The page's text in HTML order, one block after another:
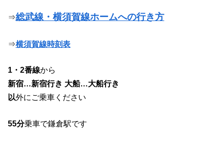
⇒総武線・横須賀線ホームへの行き方
⇒横須賀線時刻表
1・2番線から
新宿…新宿行き 大船…大船行き
以外にご乗車ください
55分乗車で鎌倉駅です